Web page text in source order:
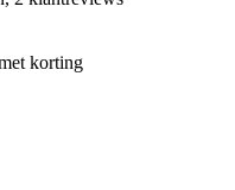
korting